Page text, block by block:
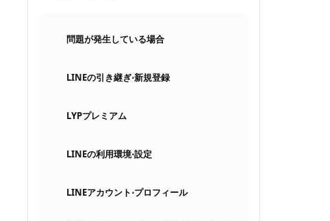
問題が発生している場合
LINEの引き継ぎ⋅新規登録
LYPプレミアム
LINEの利用環境⋅設定
LINEアカウント⋅プロフィール